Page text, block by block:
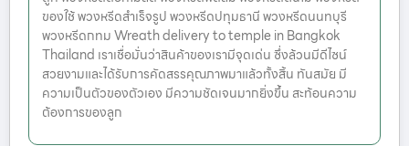
ของใช้ พวงหรีดสำเร็จรูป พวงหรีดปทุมธานี พวงหรีดนนทบุรี
พวงหรีดกทม Wreath delivery to temple in Bangkok
Thailand เราเชื่อมั่นว่าสินค้าของเรามีจุดเด่น ซึ่งล้วนมีดีไซน์
สวยงามและได้รับการคัดสรรคุณภาพมาแล้วทั้งสิ้น ทันสมัย มี
ความเป็นตัวของตัวเอง มีความชัดเจนมากยิ่งขึ้น สะท้อนความ
ต้องการของลูก